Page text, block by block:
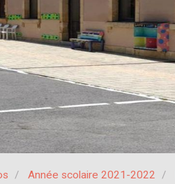
Année scolaire 2021-2022